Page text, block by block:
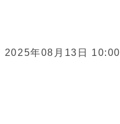
2025年08月13日 10:00